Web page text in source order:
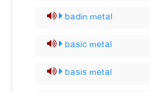
badin metal
basic metal
basis metal